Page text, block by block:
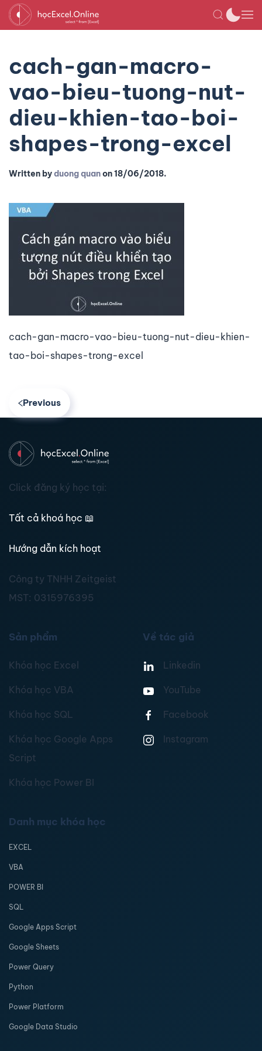
cach-gan-macro-
vao-bieu-tuong-nut-
dieu-khien-tao-boi-
shapes-trong-excel
Written byduong quanon18/06/2018.
cach-gan-macro-vao-bieu-tuong-nut-dieu-khien-
tao-boi-shapes-trong-excel
Previous
Click đăng ký học tại:
Tất cả khoá học 📖
Hướng dẫn kích hoạt
Công ty TNHH Zeitgeist
MST: 0315976395
Sản phẩm
Khóa học Excel
Khóa học VBA
Khóa học SQL
Khóa học Google Apps
Script
Khóa học Power BI
Về tác giả
Linkedin
YouTube
Facebook
Instagram
Danh mục khóa học
EXCEL
VBA
POWER BI
SQL
Google Apps Script
Google Sheets
Power Query
Python
Power Platform
Google Data Studio